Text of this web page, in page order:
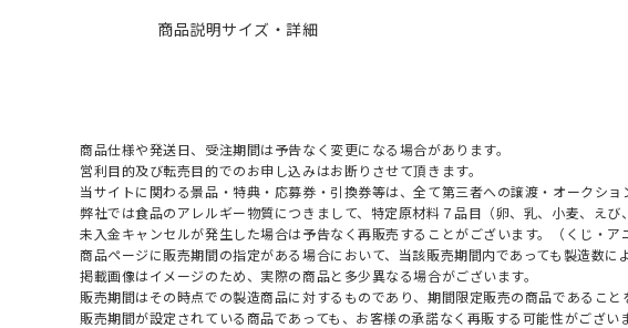
商品説明サイズ・詳細
商品仕様や発送日、受注期間は予告なく変更になる場合があります。
営利目的及び転売目的でのお申し込みはお断りさせて頂きます。
当サイトに関わる景品・特典・応募券・引換券等は、全て第三者への譲渡・オークショ
弊社では食品のアレルギー物質につきまして、特定原材料７品目（卵、乳、小麦、え
未入金キャンセルが発生した場合は予告なく再販売することがございます。（くじ・ア
商品ページに販売期間の指定がある場合において、当該販売期間内であっても製造数に
掲載画像はイメージのため、実際の商品と多少異なる場合がございます。
販売期間はその時点での製造商品に対するものであり、期間限定販売の商品であること
販売期間が設定されている商品であっても、お客様の承諾なく再販する可能性がござい